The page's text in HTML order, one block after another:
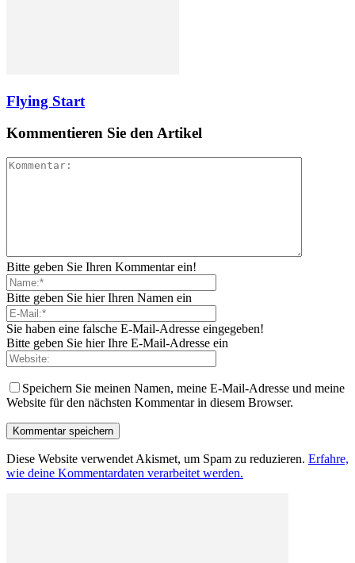
Flying Start
Kommentieren Sie den Artikel
Bitte geben Sie Ihren Kommentar ein!
Bitte geben Sie hier Ihren Namen ein
Sie haben eine falsche E-Mail-Adresse eingegeben!
Bitte geben Sie hier Ihre E-Mail-Adresse ein
Speichern Sie meinen Namen, meine E-Mail-Adresse und meine
Website für den nächsten Kommentar in diesem Browser.
Diese Website verwendet Akismet, um Spam zu reduzieren. Erfahre,
wie deine Kommentardaten verarbeitet werden.